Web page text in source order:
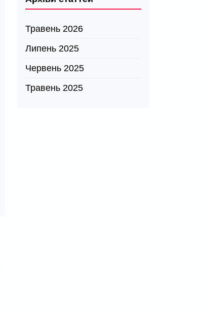
Травень 2026
Липень 2025
Червень 2025
Травень 2025